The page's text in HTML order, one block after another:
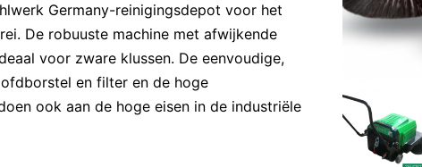
Germany-reinigingsdepot voor het
De robuuste machine met afwijkende
voor zware klussen. De eenvoudige,
en filter en de hoge
ook aan de hoge eisen in de industriële